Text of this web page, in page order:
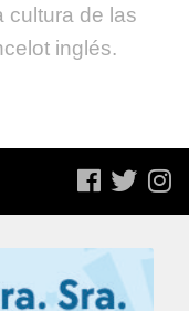
cultura de las
inglés.